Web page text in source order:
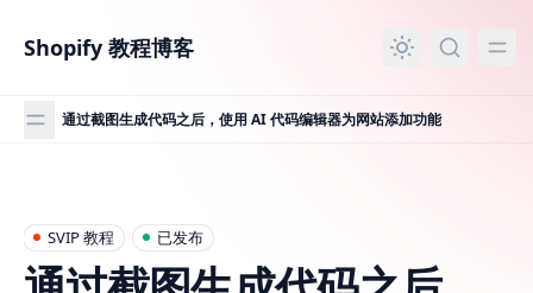
Shopify 教程博客
通过截图生成代码之后，使用 AI 代码编辑器为网站添加功能
通过截图生成代码之后，使用 AI 代码编辑器为网站添加功能
SVIP 教程 已发布